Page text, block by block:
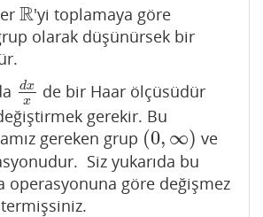
R
R 'yi toplamaya göre
olarak düşünürsek bir
dx
x
dxx de bir Haar ölçüsüdür
gerekir. Bu
gereken grup (0, ∞)
(0,∞)
ve
Siz yukarıda bu
operasyonuna göre değişmez